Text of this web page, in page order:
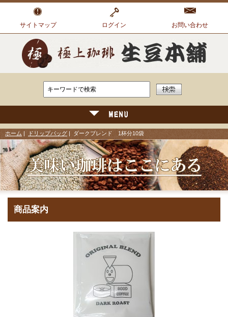
サイトマップ ログイン お問い合わせ
ホーム ドリップバッグ | ダークブレンド 1杯分10袋
商品案内